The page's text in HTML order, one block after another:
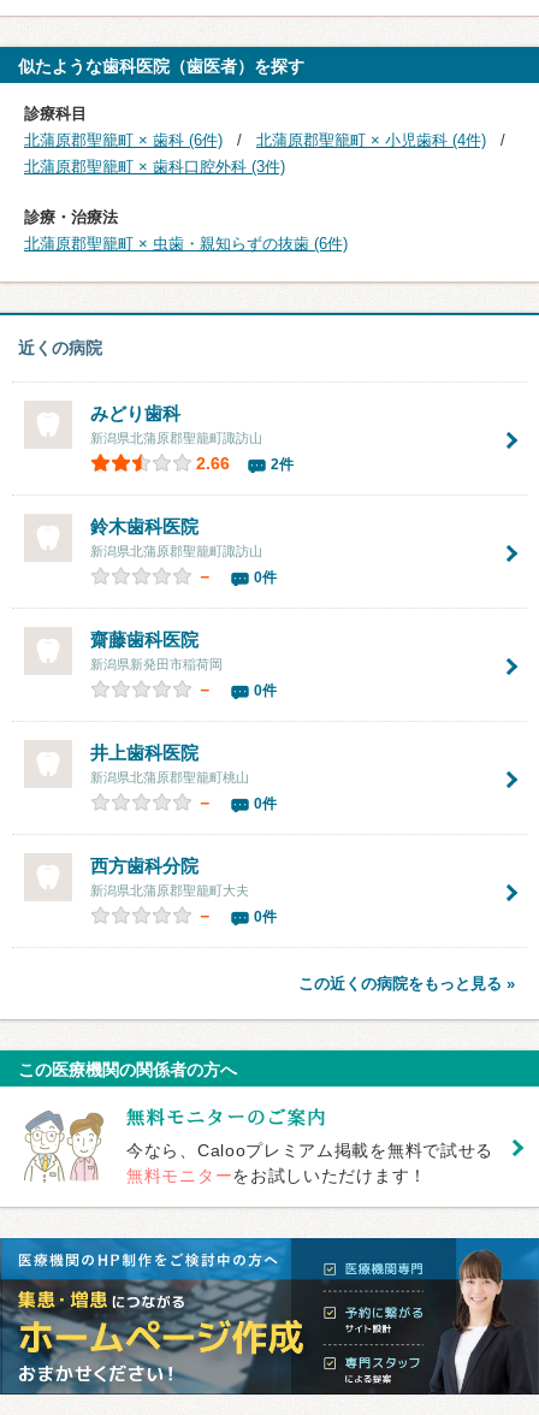
似たような歯科医院（歯医者）を探す
診療科目
北蒲原郡聖籠町 × 歯科 (6件)
北蒲原郡聖籠町 × 小児歯科 (4件)
北蒲原郡聖籠町 × 歯科口腔外科 (3件)
診療・治療法
北蒲原郡聖籠町 × 虫歯・親知らずの抜歯 (6件)
近くの病院
みどり歯科
新潟県北蒲原郡聖籠町諏訪山
2.66 2件
鈴木歯科医院
新潟県北蒲原郡聖籠町諏訪山
－ 0件
齋藤歯科医院
新潟県新発田市稲荷岡
－ 0件
井上歯科医院
新潟県北蒲原郡聖籠町桃山
－ 0件
西方歯科分院
新潟県北蒲原郡聖籠町大夫
－ 0件
この近くの病院をもっと見る »
この医療機関の関係者の方へ
今なら、Calooプレミアム掲載を無料で試せる
無料モニターをお試しいただけます！